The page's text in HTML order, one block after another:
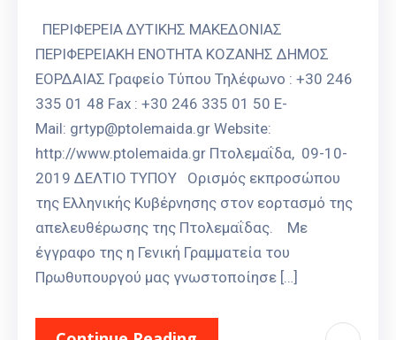
ΠΕΡΙΦΕΡΕΙΑ ΔΥΤΙΚΗΣ ΜΑΚΕΔΟΝΙΑΣ
ΠΕΡΙΦΕΡΕΙΑΚΗ ΕΝΟΤΗΤΑ ΚΟΖΑΝΗΣ ΔΗΜΟΣ
ΕΟΡΔΑΙΑΣ Γραφείο Τύπου Τηλέφωνο : +30 246
335 01 48 Fax : +30 246 335 01 50 E-
Mail: grtyp@ptolemaida.gr Website:
http://www.ptolemaida.gr Πτολεμαΐδα, 09-10-
2019 ΔΕΛΤΙΟ ΤΥΠΟΥ Ορισμός εκπροσώπου
της Ελληνικής Κυβέρνησης στον εορτασμό της
απελευθέρωσης της Πτολεμαΐδας. Με
έγγραφο της η Γενική Γραμματεία του
Πρωθυπουργού μας γνωστοποίησε […]